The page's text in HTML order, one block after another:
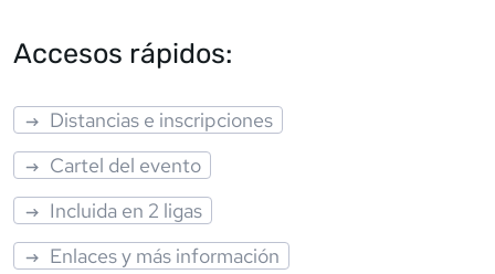
Accesos rápidos:
Distancias e inscripciones
Cartel del evento
Incluida en 2 ligas
Enlaces y más información